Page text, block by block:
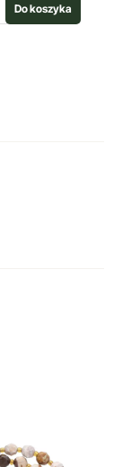
Do koszyka